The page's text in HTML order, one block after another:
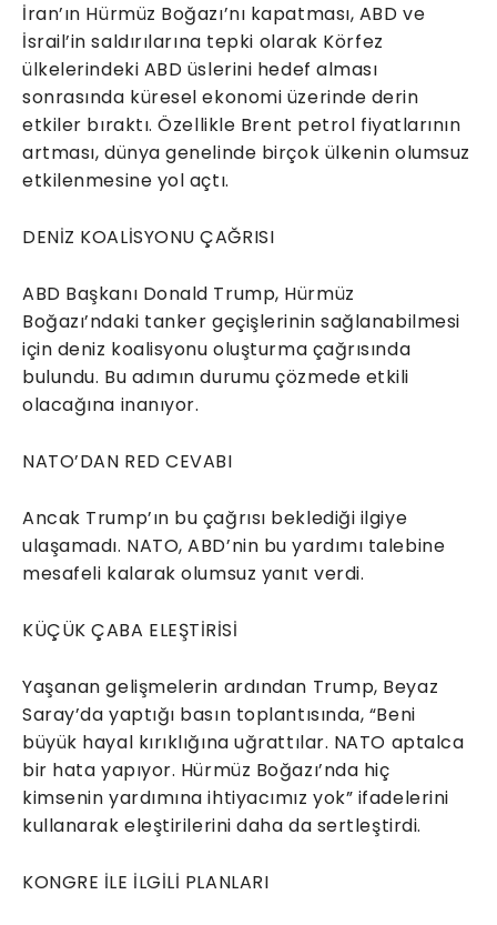
İran’ın Hürmüz Boğazı’nı kapatması, ABD ve
İsrail’in saldırılarına tepki olarak Körfez
ülkelerindeki ABD üslerini hedef alması
sonrasında küresel ekonomi üzerinde derin
etkiler bıraktı. Özellikle Brent petrol fiyatlarının
artması, dünya genelinde birçok ülkenin olumsuz
etkilenmesine yol açtı.
DENİZ KOALİSYONU ÇAĞRISI
ABD Başkanı Donald Trump, Hürmüz
Boğazı’ndaki tanker geçişlerinin sağlanabilmesi
için deniz koalisyonu oluşturma çağrısında
bulundu. Bu adımın durumu çözmede etkili
olacağına inanıyor.
NATO’DAN RED CEVABI
Ancak Trump’ın bu çağrısı beklediği ilgiye
ulaşamadı. NATO, ABD’nin bu yardımı talebine
mesafeli kalarak olumsuz yanıt verdi.
KÜÇÜK ÇABA ELEŞTİRİSİ
Yaşanan gelişmelerin ardından Trump, Beyaz
Saray’da yaptığı basın toplantısında, “Beni
büyük hayal kırıklığına uğrattılar. NATO aptalca
bir hata yapıyor. Hürmüz Boğazı’nda hiç
kimsenin yardımına ihtiyacımız yok” ifadelerini
kullanarak eleştirilerini daha da sertleştirdi.
KONGRE İLE İLGİLİ PLANLARI